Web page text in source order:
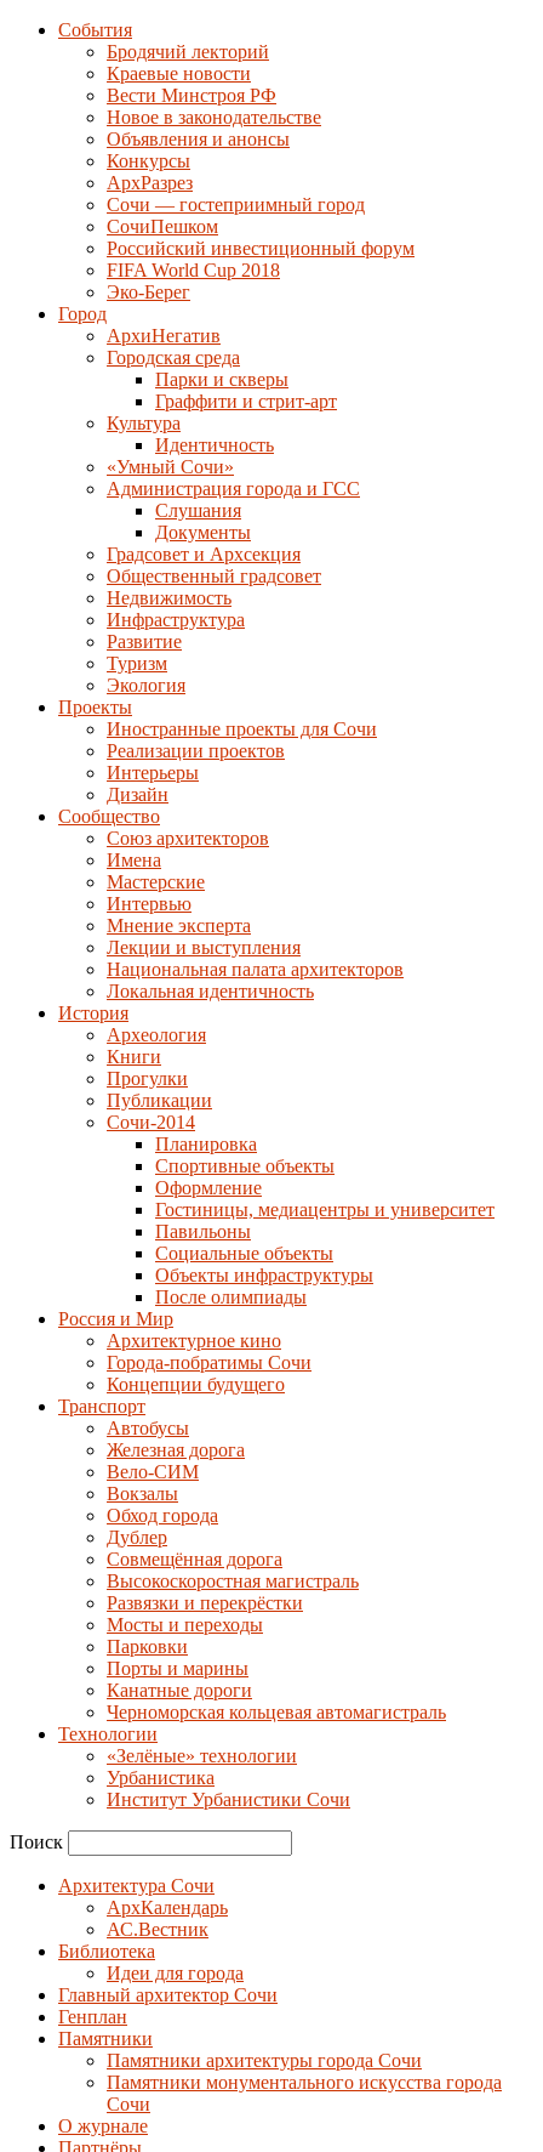
События
Бродячий лекторий
Краевые новости
Вести Минстроя РФ
Новое в законодательстве
Объявления и анонсы
Конкурсы
АрхРазрез
Сочи — гостеприимный город
СочиПешком
Российский инвестиционный форум
FIFA World Cup 2018
Эко-Берег
Город
АрхиНегатив
Городская среда
Парки и скверы
Граффити и стрит-арт
Культура
Идентичность
«Умный Сочи»
Администрация города и ГСС
Слушания
Документы
Градсовет и Архсекция
Общественный градсовет
Недвижимость
Инфраструктура
Развитие
Туризм
Экология
Проекты
Иностранные проекты для Сочи
Реализации проектов
Интерьеры
Дизайн
Сообщество
Союз архитекторов
Имена
Мастерские
Интервью
Мнение эксперта
Лекции и выступления
Национальная палата архитекторов
Локальная идентичность
История
Археология
Книги
Прогулки
Публикации
Сочи-2014
Планировка
Спортивные объекты
Оформление
Гостиницы, медиацентры и университет
Павильоны
Социальные объекты
Объекты инфраструктуры
После олимпиады
Россия и Мир
Архитектурное кино
Города-побратимы Сочи
Концепции будущего
Транспорт
Автобусы
Железная дорога
Вело-СИМ
Вокзалы
Обход города
Дублер
Совмещённая дорога
Высокоскоростная магистраль
Развязки и перекрёстки
Мосты и переходы
Парковки
Порты и марины
Канатные дороги
Черноморская кольцевая автомагистраль
Технологии
«Зелёные» технологии
Урбанистика
Институт Урбанистики Сочи
Поиск
Архитектура Сочи
АрхКалендарь
АС.Вестник
Библиотека
Идеи для города
Главный архитектор Сочи
Генплан
Памятники
Памятники архитектуры города Сочи
Памятники монументального искусства города
Сочи
О журнале
Партнёры